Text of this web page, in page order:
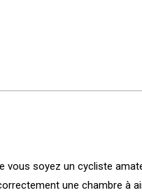
vous soyez un cycliste
une chambre à